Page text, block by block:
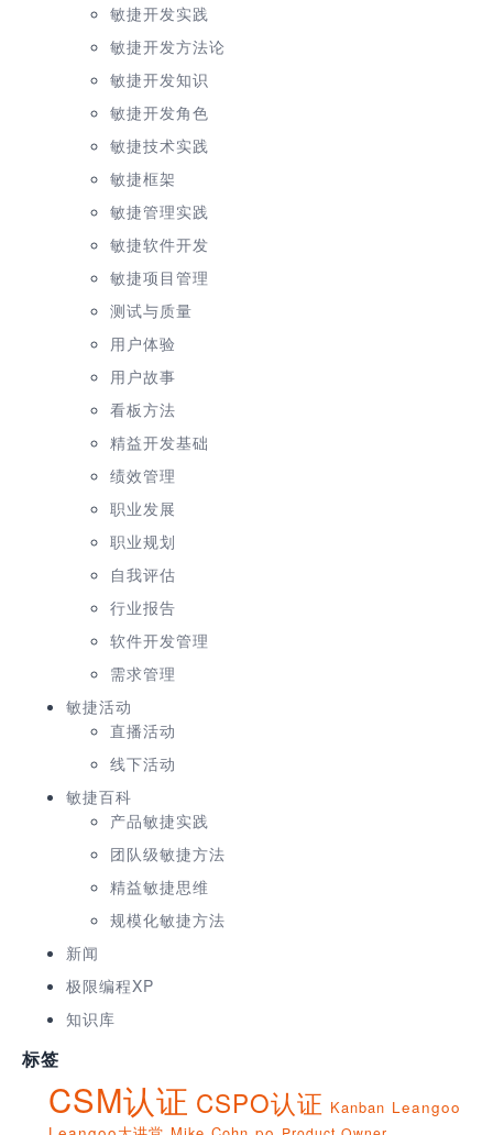
敏捷开发实践
敏捷开发方法论
敏捷开发知识
敏捷开发角色
敏捷技术实践
敏捷框架
敏捷管理实践
敏捷软件开发
敏捷项目管理
测试与质量
用户体验
用户故事
看板方法
精益开发基础
绩效管理
职业发展
职业规划
自我评估
行业报告
软件开发管理
需求管理
敏捷活动
直播活动
线下活动
敏捷百科
产品敏捷实践
团队级敏捷方法
精益敏捷思维
规模化敏捷方法
新闻
极限编程XP
知识库
标签
CSM认证 CSPO认证 Kanban Leangoo